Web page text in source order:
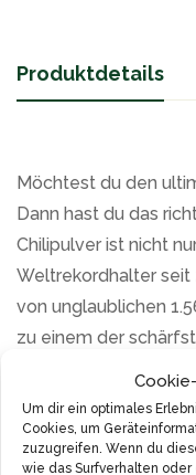
Um dir ein optimales
Cookies, um
zuzugreifen. Wenn du
wie das Surfverhalten
Produktdetails
Möchtest du den
Dann hast du das
Chilipulver ist nicht
Weltrekordhalter seit
von unglaublichen
zu einem der
Aber es ist nicht nur
auszeichnet. Trotz
das Chilipulver